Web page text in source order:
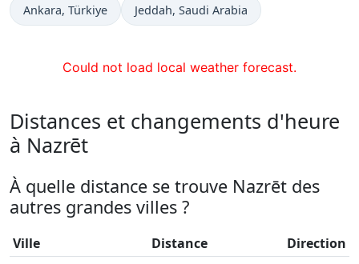
Heure actuelle à
Ankara, Türkiye Heure actuelle à
Jeddah, Saudi Arabia
Could not load local weather forecast.
Distances et changements d'heure
à Nazrēt
À quelle distance se trouve Nazrēt des
autres grandes villes ?
Ville Distance
Direction